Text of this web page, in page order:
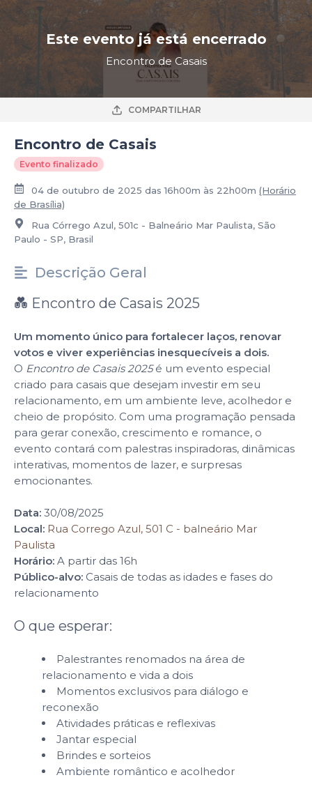
Este evento já está encerrado
Encontro de Casais
COMPARTILHAR
Encontro de Casais
Evento finalizado
04 de outubro de 2025 das 16h00m às 22h00m (Horário
de Brasília)
Rua Córrego Azul, 501c - Balneário Mar Paulista, São
Paulo - SP, Brasil
Descrição Geral
💑 Encontro de Casais 2025
Um momento único para fortalecer laços, renovar
votos e viver experiências inesquecíveis a dois.
O Encontro de Casais 2025é um evento especial
criado para casais que desejam investir em seu
relacionamento, em um ambiente leve, acolhedor e
cheio de propósito. Com uma programação pensada
para gerar conexão, crescimento e romance, o
evento contará com palestras inspiradoras, dinâmicas
interativas, momentos de lazer, e surpresas
emocionantes.
Data: 30/08/2025
Local: Rua Corrego Azul, 501 C - balneário Mar
Paulista
Horário: A partir das 16h
Público-alvo: Casais de todas as idades e fases do
relacionamento
O que esperar:
Palestrantes renomados na área de
relacionamento e vida a dois
Momentos exclusivos para diálogo e
reconexão
Atividades práticas e reflexivas
Jantar especial
Brindes e sorteios
Ambiente romântico e acolhedor